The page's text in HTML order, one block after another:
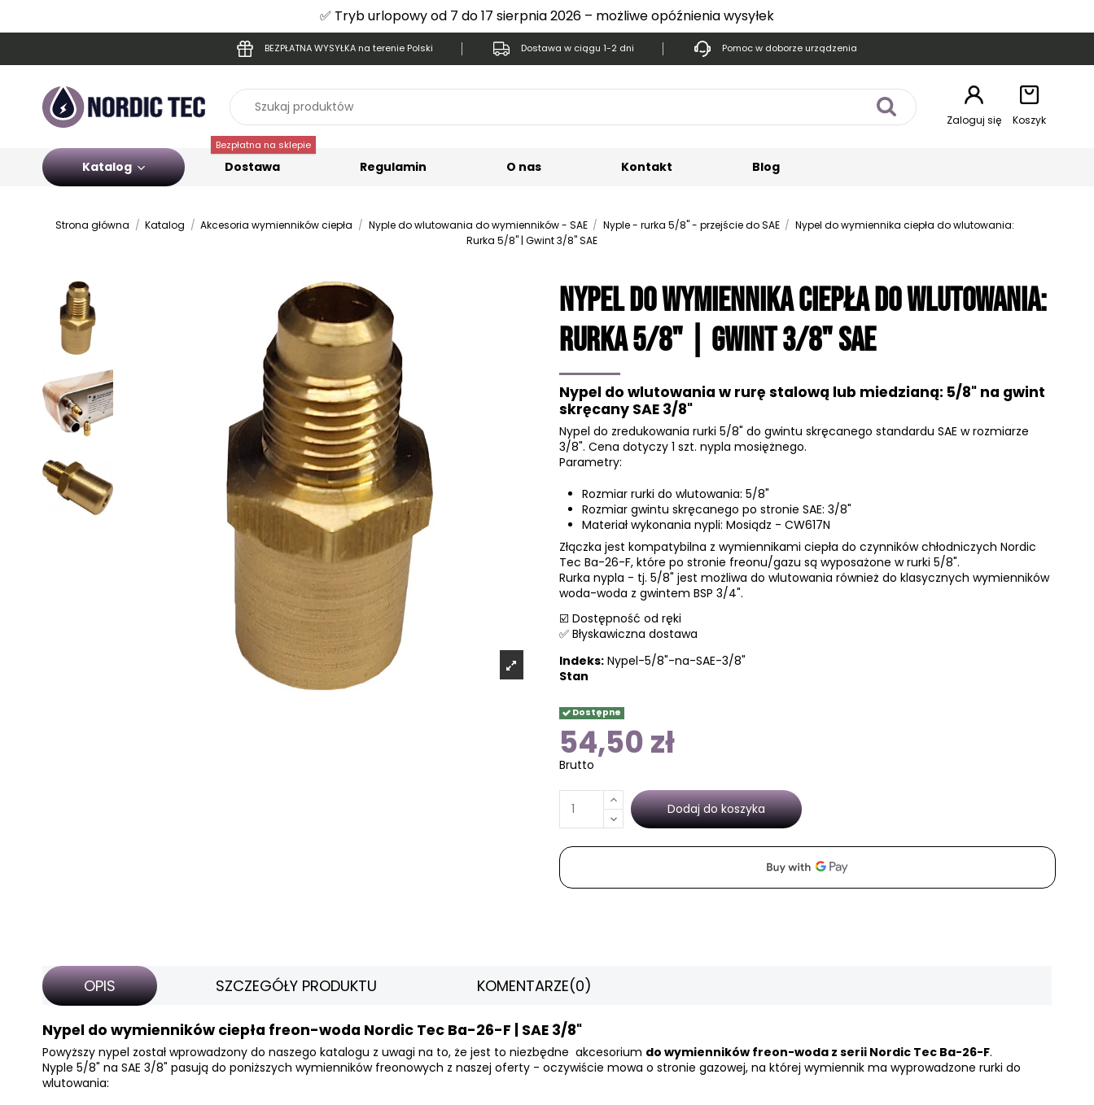
✅ Tryb urlopowy od 7 do 17 sierpnia 2026 – możliwe opóźnienia wysyłek
BEZPŁATNA WYSYŁKA na terenie Polski Dostawa w ciągu 1-2 dni Pomoc w doborze urządzenia
Zaloguj się Koszyk
Katalog
Bezpłatna na sklepie
Dostawa Regulamin O nas Kontakt Blog
Strona główna Katalog Akcesoria wymienników ciepła Nyple do wlutowania do wymienników - SAE Nyple - rurka 5/8" - przejście do SAE
Nypel do wymiennika ciepła do wlutowania:
Rurka 5/8" | Gwint 3/8" SAE
Nypel do wymiennika ciepła do wlutowania:
Rurka 5/8" | Gwint 3/8" SAE
Nypel do wlutowania w rurę stalową lub miedzianą: 5/8" na gwint
skręcany SAE 3/8"
Nypel do zredukowania rurki 5/8" do gwintu skręcanego standardu SAE w rozmiarze
3/8". Cena dotyczy 1 szt. nypla mosiężnego.
Parametry:
Rozmiar rurki do wlutowania: 5/8"
Rozmiar gwintu skręcanego po stronie SAE: 3/8"
Materiał wykonania nypli: Mosiądz - CW617N
Złączka jest kompatybilna z wymiennikami ciepła do czynników chłodniczych Nordic
Tec Ba-26-F, które po stronie freonu/gazu są wyposażone w rurki 5/8".
Rurka nypla - tj. 5/8" jest możliwa do wlutowania również do klasycznych wymienników
woda-woda z gwintem BSP 3/4".
☑️ Dostępność od ręki
✅ Błyskawiczna dostawa
Indeks: Nypel-5/8"-na-SAE-3/8"
Stan
Dostępne
54,50 zł
Brutto
Dodaj do koszyka
OPIS SZCZEGÓŁY PRODUKTU KOMENTARZE(0)
Nypel do wymienników ciepła freon-woda Nordic Tec Ba-26-F | SAE 3/8"
Powyższy nypel został wprowadzony do naszego katalogu z uwagi na to, że jest to niezbędne akcesorium do wymienników freon-woda z serii Nordic Tec Ba-26-F.
Nyple 5/8" na SAE 3/8" pasują do poniższych wymienników freonowych z naszej oferty - oczywiście mowa o stronie gazowej, na której wymiennik ma wyprowadzone rurki do
wlutowania: